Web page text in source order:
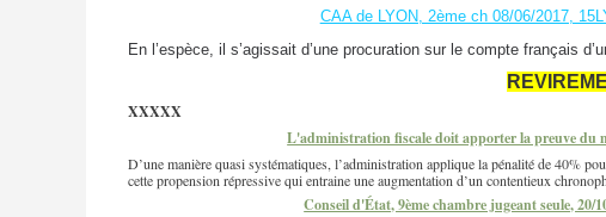
CAA de LYON, 2ème ch 08/06/2017,
En l’espèce, il s’agissait d’une procuration sur le compte français
XXXXX
L'administration fiscale doit apporter la preuve du
D’une manière quasi systématiques, l’administration applique la pénalité de 40%
cette propension répressive qui entraine une augmentation d’un contentieux
Conseil d'État, 9ème chambre jugeant seule, 20/